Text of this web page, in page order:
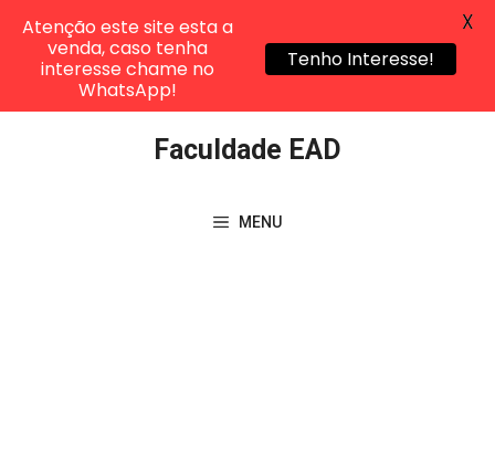
Faculdade EAD
MENU
Atenção este site esta a
venda, caso tenha
interesse chame no
WhatsApp!
Tenho Interesse!
X